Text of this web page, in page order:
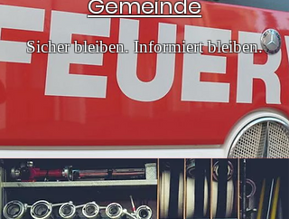
Sicher bleiben. Informiert bleiben.